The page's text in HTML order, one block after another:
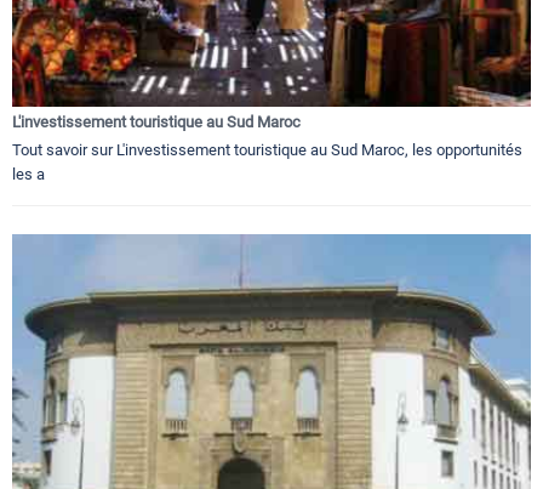
L'investissement touristique au Sud Maroc
Tout savoir sur L'investissement touristique au Sud Maroc, les opportunités
les a